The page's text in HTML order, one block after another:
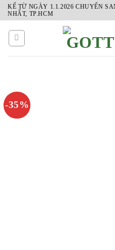
Skip
to
content
KỂ TỪ NGÀY 1.1.2026 CHUYỂN
NHẤT, TP.HCM
-35%